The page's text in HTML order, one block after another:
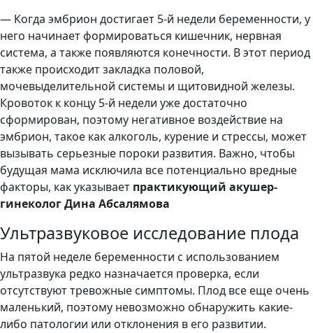
— Когда эмбрион достигает 5-й недели беременности, у
него начинает формироваться кишечник, нервная
система, а также появляются конечности. В этот период
также происходит закладка половой,
мочевыделительной системы и щитовидной железы.
Кровоток к концу 5-й недели уже достаточно
сформирован, поэтому негативное воздействие на
эмбрион, такое как алкоголь, курение и стрессы, может
вызывать серьезные пороки развития. Важно, чтобы
будущая мама исключила все потенциально вредные
факторы, как указывает практикующий акушер-
гинеколог Дина Абсалямова
Ультразвуковое исследование плода
На пятой неделе беременности с использованием
ультразвука редко назначается проверка, если
отсутствуют тревожные симптомы. Плод все еще очень
маленький, поэтому невозможно обнаружить какие-
либо патологии или отклонения в его развитии.